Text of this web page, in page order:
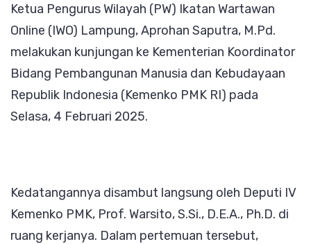
Warsito
Dorong
Koperasi
Ketua Pengurus Wilayah (PW) Ikatan Wartawan
Online (IWO) Lampung, Aprohan Saputra, M.Pd.
melakukan kunjungan ke Kementerian Koordinator
Bidang Pembangunan Manusia dan Kebudayaan
Republik Indonesia (Kemenko PMK RI) pada
Selasa, 4 Februari 2025.
Kedatangannya disambut langsung oleh Deputi IV
Kemenko PMK, Prof. Warsito, S.Si., D.E.A., Ph.D. di
ruang kerjanya. Dalam pertemuan tersebut,